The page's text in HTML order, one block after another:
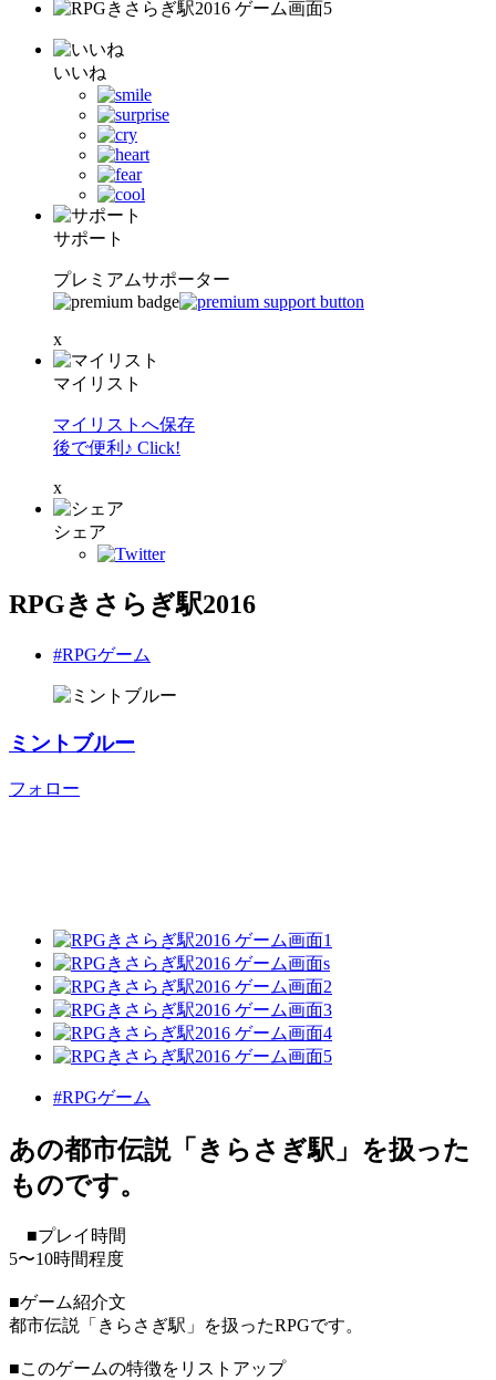
いいね
サポート
プレミアムサポーター
x
マイリスト
マイリストへ保存
後で便利♪ Click!
x
シェア
RPGきさらぎ駅2016
#RPGゲーム
ミントブルー
フォロー
#RPGゲーム
あの都市伝説「きらさぎ駅」を扱った
ものです。
■プレイ時間
5〜10時間程度
■ゲーム紹介文
都市伝説「きらさぎ駅」を扱ったRPGです。
■このゲームの特徴をリストアップ